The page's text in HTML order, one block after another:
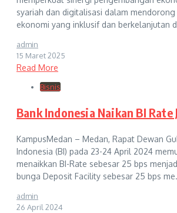
syariah dan digitalisasi dalam
ekonomi yang inklusif dan berkelanjutan
admin
15 Maret 2025
Read More
Bisnis
Bank Indonesia Naikan BI Rate
KampusMedan – Medan, Rapat Dewan
Indonesia (BI) pada 23-24 April 2024
menaikkan BI-Rate sebesar 25 bps
bunga Deposit Facility sebesar 25 bps
admin
26 April 2024